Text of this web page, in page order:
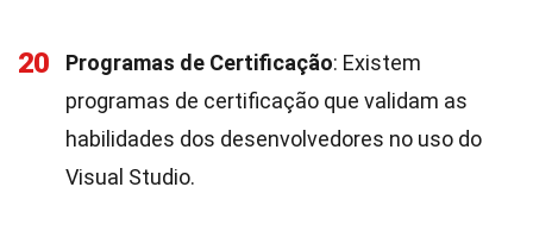
20 Programas de Certificação: Existem
programas de certificação que validam as
habilidades dos desenvolvedores no uso do
Visual Studio.